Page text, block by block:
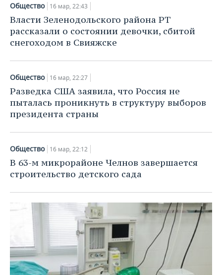
Общество 16 мар, 22:43
Власти Зеленодольского района РТ
рассказали о состоянии девочки, сбитой
снегоходом в Свияжске
Общество 16 мар, 22:27
Разведка США заявила, что Россия не
пыталась проникнуть в структуру выборов
президента страны
Общество 16 мар, 22:12
В 63-м микрорайоне Челнов завершается
строительство детского сада